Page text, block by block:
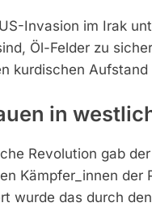
Invasion im Irak
Öl-Felder zu
kurdischen
in
Revolution gab
Kämpfer_innen der
wurde das durch